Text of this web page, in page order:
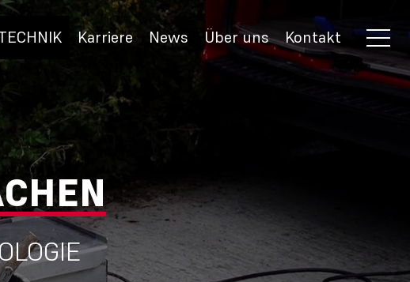
Karriere News Über uns Kontakt